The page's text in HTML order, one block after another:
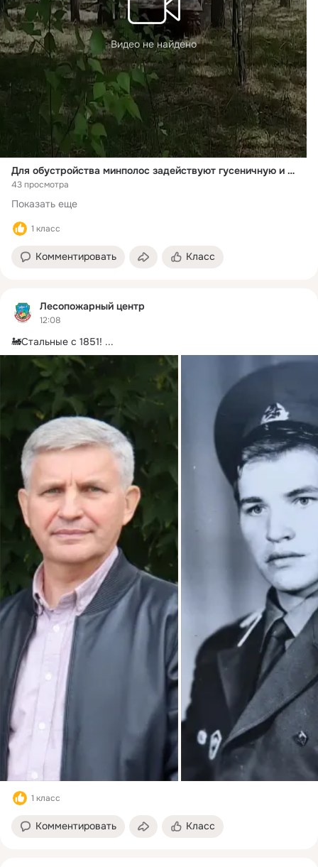
Видео не найдено
Для обустройства минполос задействуют гусеничную и колёсную спецтехнику
43 просмотра
Показать еще
1 класс
Комментировать Класс
Лесопожарный центр
12:08
🚂Стальные с 1851! ...
1 класс
Комментировать Класс